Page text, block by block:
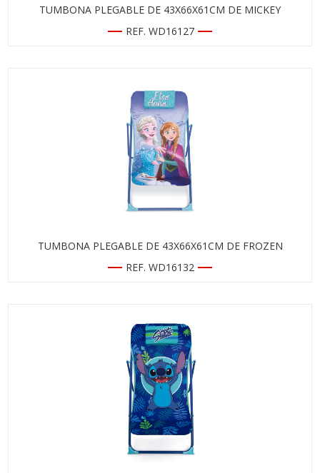
TUMBONA PLEGABLE DE 43X66X61CM DE MICKEY
REF. WD16127
TUMBONA PLEGABLE DE 43X66X61CM DE FROZEN
REF. WD16132